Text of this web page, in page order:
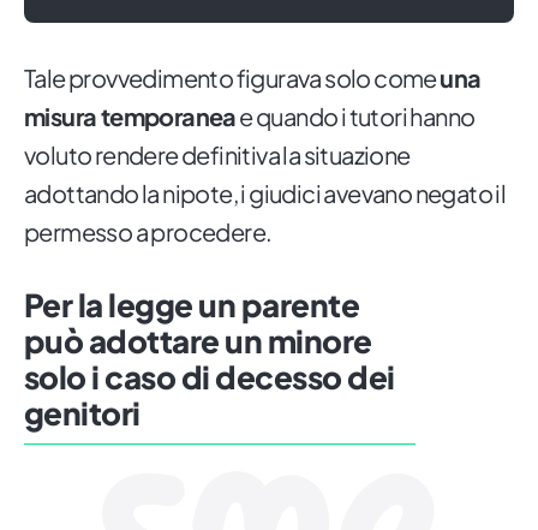
Tale provvedimento figurava solo comeuna
misura temporaneae quando i tutori hanno
voluto rendere definitiva la situazione
adottando la nipote, i giudici avevano negato il
permesso a procedere.
Per la legge un parente
può adottare un minore
solo i caso di decesso dei
genitori